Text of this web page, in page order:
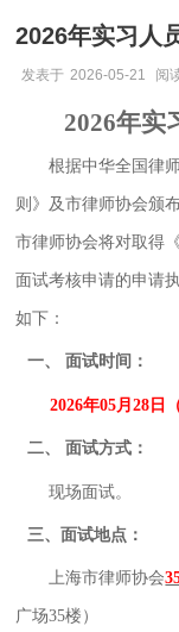
2026年实习人
发表于 2026-05-21 阅
2026年实
根据中华全国律
则》及市律师协会颁
市律师协会将对取得
面试考核申请的申请
如下：
一、 面试时间：
2026年05月 28日
二、 面试方式：
现场面试。
三、面试地点：
上海市律师协会
广场35楼）